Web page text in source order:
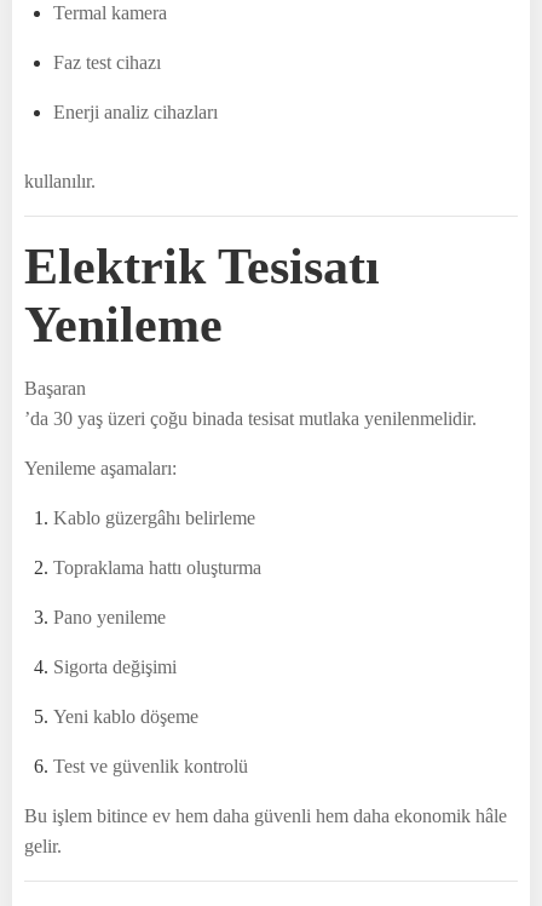
Termal kamera
Faz test cihazı
Enerji analiz cihazları
kullanılır.
Elektrik Tesisatı
Yenileme
Başaran
’da 30 yaş üzeri çoğu binada tesisat mutlaka yenilenmelidir.
Yenileme aşamaları:
Kablo güzergâhı belirleme
Topraklama hattı oluşturma
Pano yenileme
Sigorta değişimi
Yeni kablo döşeme
Test ve güvenlik kontrolü
Bu işlem bitince ev hem daha güvenli hem daha ekonomik hâle
gelir.